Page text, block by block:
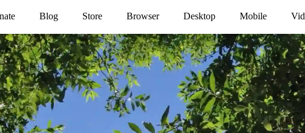
Blog Store Browser Desktop Mobile